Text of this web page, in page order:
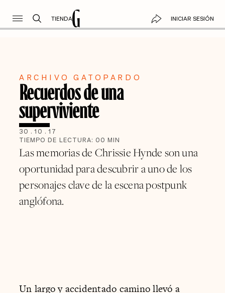
TIENDA INICIAR SESIÓN
ARCHIVO GATOPARDO
Recuerdos de una
superviviente
30 . 10 . 17
TIEMPO DE LECTURA: 00 MIN
Las memorias de Chrissie Hynde son una
oportunidad para descubrir a uno de los
personajes clave de la escena postpunk
anglófona.
Un largo y accidentado camino llevó a